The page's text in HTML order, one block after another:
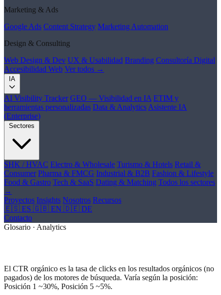
Marketing & Ads
Google Ads Content Strategy Marketing Automation
Design & Consulting
Web Design & Dev UX & Usabilidad Branding Consultoría Digital
Accesibilidad Web Ver todos →
IA
AI Visibility Tracker GEO — Visibilidad en IA ETIM y
herramientas personalizadas Data & Analytics Asistente IA
(Enterprise)
Sectores
SHK / HVAC Electro & Wholesale Turismo & Hotels Retail &
Consumer Pharma & FMCG Industrial & B2B Fashion & Lifestyle
Food & Gastro Tech & SaaS Dating & Matching Todos los sectores
→
Proyectos Insights Nosotros Recursos
🇪🇸 ES 🇬🇧 EN 🇩🇪 DE
Contacto
Glosario · Analytics
El CTR orgánico es la tasa de clicks en los resultados orgánicos (no
pagados) de los motores de búsqueda. Varía según la posición:
Posición 1 ~30%, Posición 5 ~5%.